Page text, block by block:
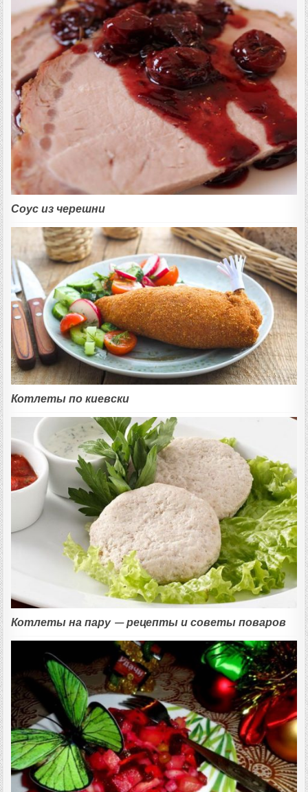
Соус из черешни
Котлеты по киевски
Котлеты на пару — рецепты и советы поваров